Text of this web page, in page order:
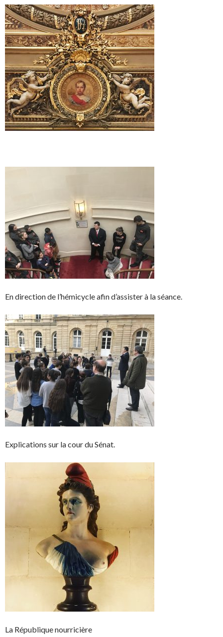
En direction de l’hémicycle afin d’assister à la séance.
Explications sur la cour du Sénat.
La République nourricière